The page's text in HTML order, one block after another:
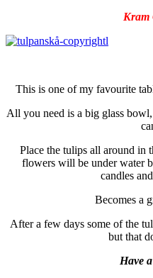
Kram
This is one of my favourite
All you need is a big glass
Place the tulips all around in
flowers will be under water
candles
Becomes a
After a few days some of the
but that
Have